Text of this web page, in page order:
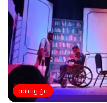
فن وثقافة